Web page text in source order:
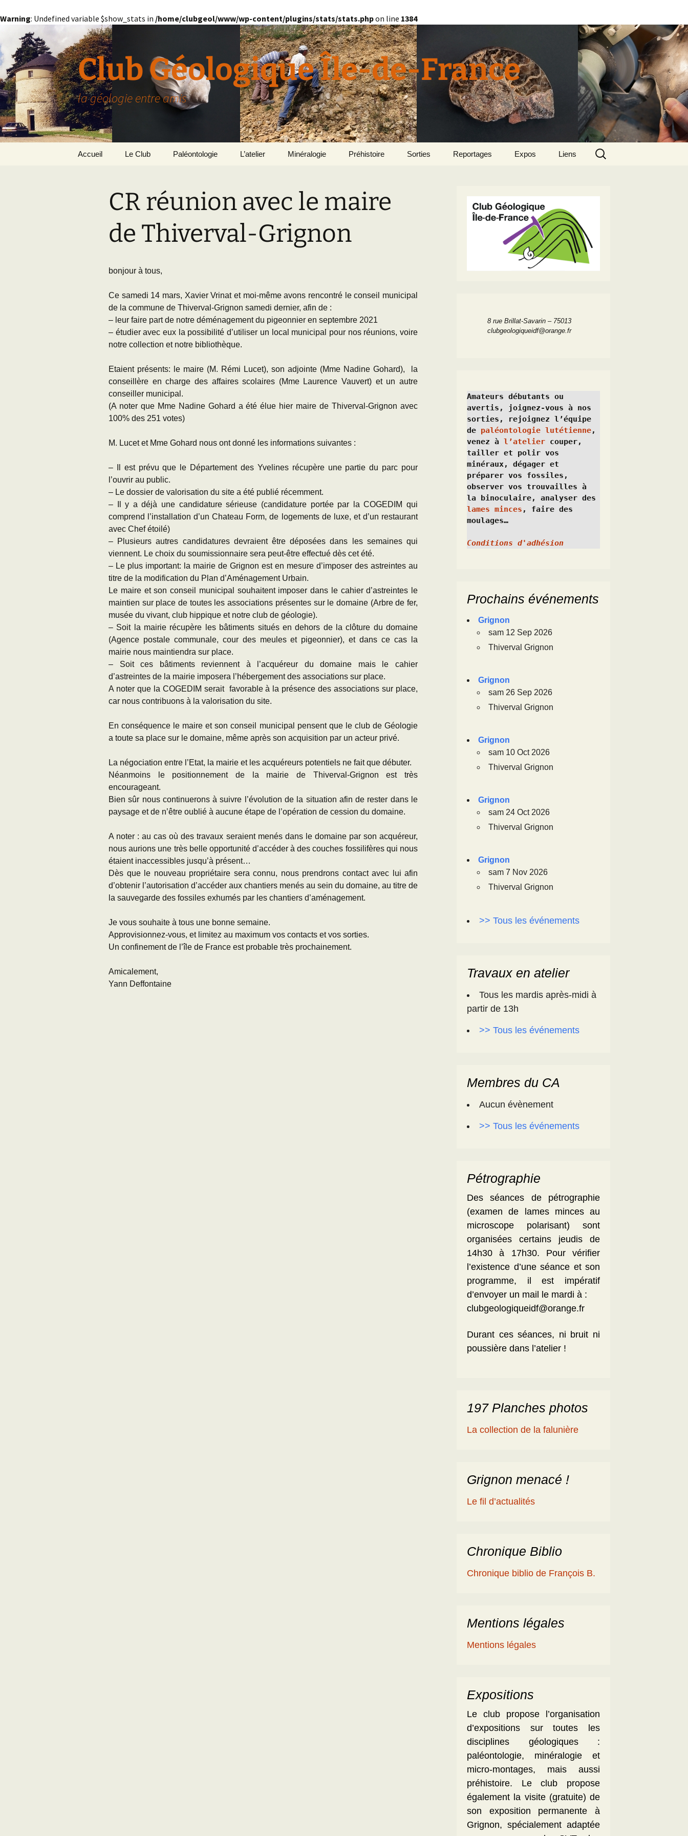
Warning: Undefined variable $show_stats in /home/clubgeol/www/wp-content/plugins/stats/stats.phpon line 1384
au
contenu
Club Géologique Île-de-France
la géologie entre amis
Accueil Le Club
Paris
Grignon
Documents (accès
Paléontologie
Le Bassin Parisien
Géomorphologie du
Bassin parisien
Paléogéographie* du
Bassin parisien
L’échelle
chronostratigraphique
Transgression/Régression
détermination des
fossiles de l’Eocène du
BP
GRIGNON – 78 Le Domaine de Grignon
Les Scientifiques à
La Collection de la
falunière
Exposition permanente
et Galerie de Photos
ans de Grignon
Activités
Documentation réunions
thématiques
Les Travaux des
Equipiers
L’atelier Minéralogie
Pétrographie
Préhistoire Sorties Reportages Expos Liens
Rechercher :
CR réunion avec le maire
de Thiverval-Grignon
bonjour à tous,
Ce samedi 14 mars, Xavier Vrinat et moi-même avons rencontré le conseil municipal
de la commune de Thiverval-Grignon samedi dernier, afin de :
– leur faire part de notre déménagement du pigeonnier en septembre 2021
– étudier avec eux la possibilité d’utiliser un local municipal pour nos réunions, voire
notre collection et notre bibliothèque.
Etaient présents: le maire (M. Rémi Lucet), son adjointe (Mme Nadine Gohard), la
conseillère en charge des affaires scolaires (Mme Laurence Vauvert) et un autre
conseiller municipal.
(A noter que Mme Nadine Gohard a été élue hier maire de Thiverval-Grignon avec
100% des 251 votes)
M. Lucet et Mme Gohard nous ont donné les informations suivantes :
– Il est prévu que le Département des Yvelines récupère une partie du parc pour
l’ouvrir au public.
– Le dossier de valorisation du site a été publié récemment.
– Il y a déjà une candidature sérieuse (candidature portée par la COGEDIM qui
comprend l’installation d’un Chateau Form, de logements de luxe, et d’un restaurant
avec Chef étoilé)
– Plusieurs autres candidatures devraient être déposées dans les semaines qui
viennent. Le choix du soumissionnaire sera peut-être effectué dès cet été.
– Le plus important: la mairie de Grignon est en mesure d’imposer des astreintes au
titre de la modification du Plan d’Aménagement Urbain.
Le maire et son conseil municipal souhaitent imposer dans le cahier d’astreintes le
maintien sur place de toutes les associations présentes sur le domaine (Arbre de fer,
musée du vivant, club hippique et notre club de géologie).
– Soit la mairie récupère les bâtiments situés en dehors de la clôture du domaine
(Agence postale communale, cour des meules et pigeonnier), et dans ce cas la
mairie nous maintiendra sur place.
– Soit ces bâtiments reviennent à l’acquéreur du domaine mais le cahier
d’astreintes de la mairie imposera l’hébergement des associations sur place.
A noter que la COGEDIM serait favorable à la présence des associations sur place,
car nous contribuons à la valorisation du site.
En conséquence le maire et son conseil municipal pensent que le club de Géologie
a toute sa place sur le domaine, même après son acquisition par un acteur privé.
La négociation entre l’Etat, la mairie et les acquéreurs potentiels ne fait que débuter.
Néanmoins le positionnement de la mairie de Thiverval-Grignon est très
encourageant.
Bien sûr nous continuerons à suivre l’évolution de la situation afin de rester dans le
paysage et de n’être oublié à aucune étape de l’opération de cession du domaine.
A noter : au cas où des travaux seraient menés dans le domaine par son acquéreur,
nous aurions une très belle opportunité d’accéder à des couches fossilifères qui nous
étaient inaccessibles jusqu’à présent…
Dès que le nouveau propriétaire sera connu, nous prendrons contact avec lui afin
d’obtenir l’autorisation d’accéder aux chantiers menés au sein du domaine, au titre de
la sauvegarde des fossiles exhumés par les chantiers d’aménagement.
Je vous souhaite à tous une bonne semaine.
Approvisionnez-vous, et limitez au maximum vos contacts et vos sorties.
Un confinement de l’île de France est probable très prochainement.
Amicalement,
Yann Deffontaine
8 rue Brillat-Savarin – 75013
clubgeologiqueidf@orange.fr
Amateurs débutants ou
avertis, joignez-vous à nos
sorties, rejoignez l’équipe
de paléontologie lutétienne,
venez à l’atelier couper,
tailler et polir vos
minéraux, dégager et
préparer vos fossiles,
observer vos trouvailles à
lames minces , faire des
moulages…
Conditions d'adhésion
Prochains événements
Grignon
sam 12 Sep 2026
Thiverval Grignon
Grignon
sam 26 Sep 2026
Thiverval Grignon
Grignon
sam 10 Oct 2026
Thiverval Grignon
Grignon
sam 24 Oct 2026
Thiverval Grignon
Grignon
sam 7 Nov 2026
Thiverval Grignon
>> Tous les événements
Travaux en atelier
Tous les mardis après-midi à
partir de 13h
>> Tous les événements
Membres du CA
Aucun évènement
>> Tous les événements
Pétrographie
Des séances de pétrographie
(examen de lames minces au
microscope polarisant) sont
organisées certains jeudis de
14h30 à 17h30. Pour vérifier
l’existence d’une séance et son
programme, il est impératif
d’envoyer un mail le mardi à :
clubgeologiqueidf@orange.fr
Durant ces séances, ni bruit ni
poussière dans l’atelier !
197 Planches photos
La collection de la falunière
Grignon menacé !
Le fil d’actualités
Chronique Biblio
Chronique biblio de François B.
Mentions légales
Mentions légales
Expositions
Le club propose l’organisation
d’expositions sur toutes les
disciplines géologiques :
paléontologie, minéralogie et
micro-montages, mais aussi
préhistoire. Le club propose
également la visite (gratuite) de
son exposition permanente à
Grignon, spécialement adaptée